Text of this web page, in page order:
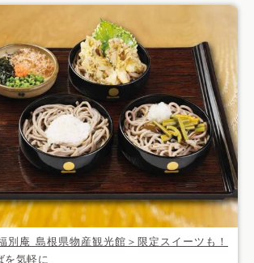
別庵 島根県物産観光館＞限定スイーツも！
を気軽に